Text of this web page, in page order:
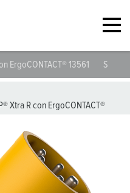
ErgoCONTACT® 13561
Xtra R con ErgoCONTACT®